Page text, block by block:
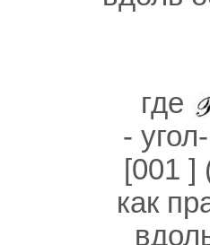
где
-
[001 ]
как